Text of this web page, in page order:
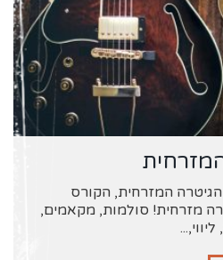
המזרחית, הקורס
מזרחית! סולמות, מקאמים,